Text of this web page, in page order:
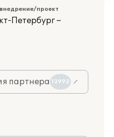
проект
Петербург –
партнера 13992